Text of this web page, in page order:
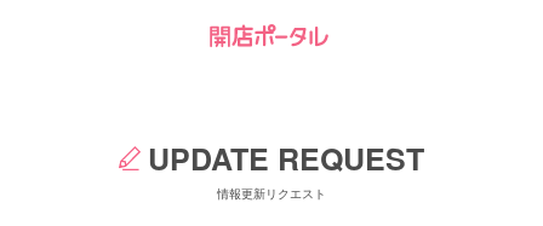
UPDATE REQUEST
情報更新リクエスト